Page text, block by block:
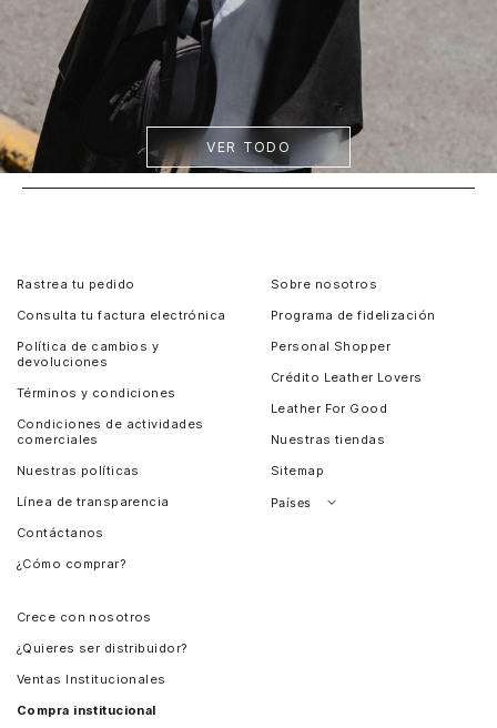
VER TODO
Rastrea tu pedido
Consulta tu factura electrónica
Política de cambios y
devoluciones
Términos y condiciones
Condiciones de actividades
comerciales
Nuestras políticas
Línea de transparencia
Contáctanos
¿Cómo comprar?
Sobre nosotros
Programa de fidelización
Personal Shopper
Crédito Leather Lovers
Leather For Good
Nuestras tiendas
Sitemap
Países
Crece con nosotros
¿Quieres ser distribuidor?
Ventas Institucionales
Compra institucional